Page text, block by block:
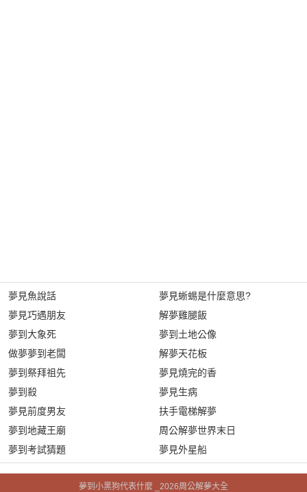
夢見魚說話
夢見巧遇朋友
夢到大象死
做夢夢到老闆
夢到祭拜祖先
夢到殺
夢見前度男友
夢到地藏王廟
夢到考試猜題
夢見蜥蜴是什麼意思?
解夢雞腿飯
夢到土地公像
解夢天花板
夢見燒完的香
夢見生病
扶手電梯解夢
周公解夢世界末日
夢見外星船
夢到小黑狗代表什麼 _2026周公解夢大全